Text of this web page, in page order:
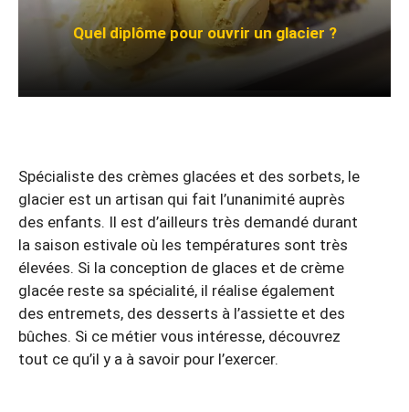
Quel diplôme pour ouvrir un glacier ?
Spécialiste des crèmes glacées et des sorbets, le
glacier est un artisan qui fait l’unanimité auprès
des enfants. Il est d’ailleurs très demandé durant
la saison estivale où les températures sont très
élevées. Si la conception de glaces et de crème
glacée reste sa spécialité, il réalise également
des entremets, des desserts à l’assiette et des
bûches. Si ce métier vous intéresse, découvrez
tout ce qu’il y a à savoir pour l’exercer.